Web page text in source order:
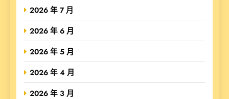
2026 年 7 月
2026 年 6 月
2026 年 5 月
2026 年 4 月
2026 年 3 月